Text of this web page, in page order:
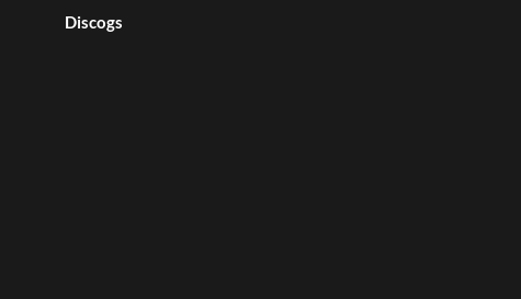
Discogs